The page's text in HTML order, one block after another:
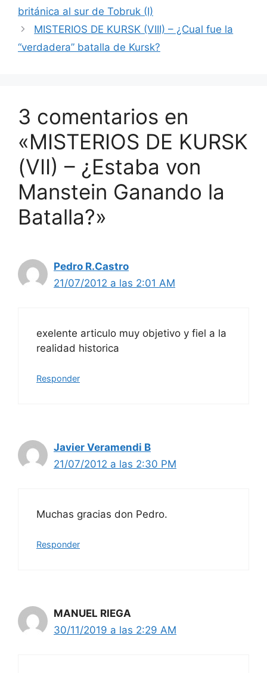
británica al sur de Tobruk (I)
MISTERIOS DE KURSK (VIII) – ¿Cual fue la
“verdadera” batalla de Kursk?
3 comentarios en
«MISTERIOS DE KURSK
(VII) – ¿Estaba von
Manstein Ganando la
Batalla?»
Pedro R.Castro
21/07/2012 a las 2:01 AM
exelente articulo muy objetivo y fiel a la
realidad historica
Responder
Javier Veramendi B
21/07/2012 a las 2:30 PM
Muchas gracias don Pedro.
Responder
MANUEL RIEGA
30/11/2019 a las 2:29 AM